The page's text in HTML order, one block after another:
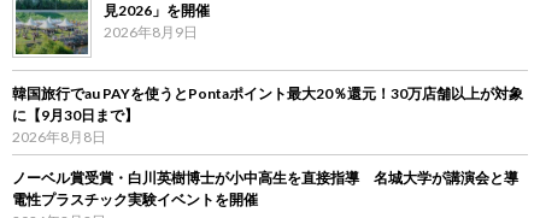
見2026」を開催
2026年8月9日
韓国旅行でau PAYを使うとPontaポイント最大20％還元！30万店舗以上が対象
に【9月30日まで】
2026年8月8日
ノーベル賞受賞・白川英樹博士が小中高生を直接指導 名城大学が講演会と導
電性プラスチック実験イベントを開催